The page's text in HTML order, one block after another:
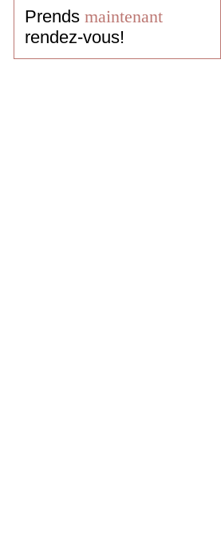
Prends maintenant
rendez-vous!